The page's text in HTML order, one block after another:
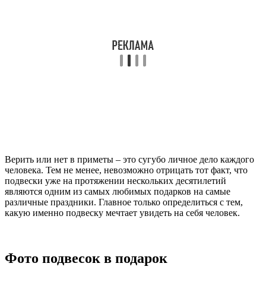
Верить или нет в приметы – это сугубо личное дело каждого
человека. Тем не менее, невозможно отрицать тот факт, что
подвески уже на протяжении нескольких десятилетий
являются одним из самых любимых подарков на самые
различные праздники. Главное только определиться с тем,
какую именно подвеску мечтает увидеть на себя человек.
Фото подвесок в подарок